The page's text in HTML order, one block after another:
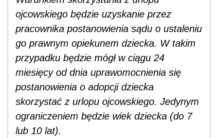
ojcowskiego będzie uzyskanie przez
pracownika postanowienia sądu o ustaleniu
go prawnym opiekunem dziecka. W takim
przypadku będzie mógł w ciągu 24
miesięcy od dnia uprawomocnienia się
postanowienia o adopcji dziecka
skorzystać z urlopu ojcowskiego. Jedynym
ograniczeniem będzie wiek dziecka (do 7
lub 10 lat).